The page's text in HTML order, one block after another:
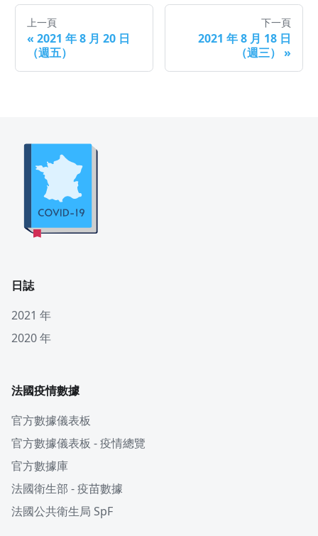
上一頁
« 2021 年 8 月 20 日
（週五）
下一頁
2021 年 8 月 18 日
（週三）
»
日誌
2021 年
2020 年
法國疫情數據
官方數據儀表板
官方數據儀表板 - 疫情總覽
官方數據庫
法國衛生部 - 疫苗數據
法國公共衛生局 SpF